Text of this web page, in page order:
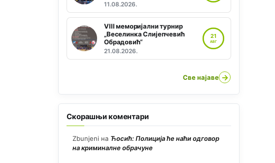
11.08.2026.
VIII меморијални турнир
„Веселинка Слијепчевић
Обрадовић“
21.08.2026.
21
АВГ
Све најаве →
Скорашњи коментари
Zbunjeni на Ћосић: Полиција ће наћи одговор
на криминалне обрачуне